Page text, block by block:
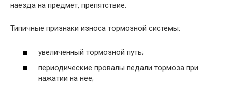
наезда на предмет, препятствие.
Типичные признаки износа тормозной системы:
увеличенный тормозной путь;
периодические провалы педали тормоза при
нажатии на нее;